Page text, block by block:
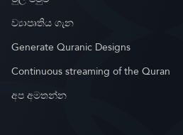
ව්‍යාපෘතිය ගැන
Generate Quranic Designs
Continuous streaming of the Quran
අප අමතන්න